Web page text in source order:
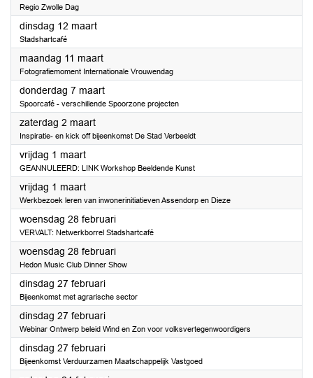
Regio Zwolle Dag
dinsdag 12 maart2024
Stadshartcafé
maandag 11 maart2024
Fotografiemoment Internationale Vrouwendag
donderdag 7 maart2024
Spoorcafé - verschillende Spoorzone projecten
zaterdag 2 maart2024
Inspiratie- en kick off bijeenkomst De Stad Verbeeldt
vrijdag 1 maart2024
GEANNULEERD: LINK Workshop Beeldende Kunst
vrijdag 1 maart2024
Werkbezoek leren van inwonerinitiatieven Assendorp en Dieze
woensdag 28 februari2024
VERVALT: Netwerkborrel Stadshartcafé
woensdag 28 februari2024
Hedon Music Club Dinner Show
dinsdag 27 februari2024
Bijeenkomst met agrarische sector
dinsdag 27 februari2024
Webinar Ontwerp beleid Wind en Zon voor volksvertegenwoordigers
dinsdag 27 februari2024
Bijeenkomst Verduurzamen Maatschappelijk Vastgoed